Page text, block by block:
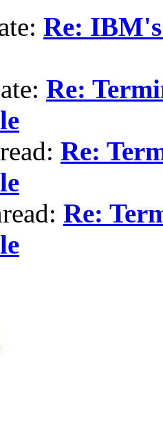
Re:
Re:
Re:
Re: